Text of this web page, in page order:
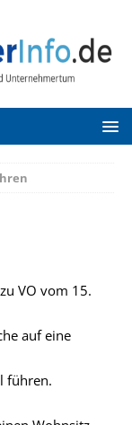
VO vom 15.
auf eine
führen.